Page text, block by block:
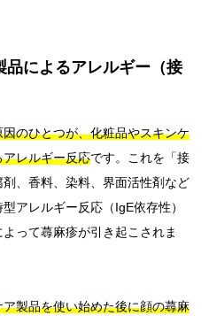
品によるアレルギー（接
のひとつが、化粧品やスキンケ
レルギー反応です。これを「接
、香料、染料、界面活性剤など
アレルギー反応（IgE依存性）
って蕁麻疹が引き起こされま
製品を使い始めた後に顔の蕁麻